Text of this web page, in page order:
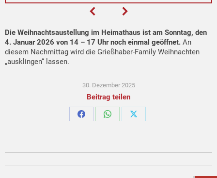
Die Weihnachtsaustellung im Heimathaus ist am Sonntag, den
4. Januar 2026 von 14 – 17 Uhr noch einmal geöffnet. An
diesem Nachmittag wird die Grießhaber-Family Weihnachten
„ausklingen“ lassen.
30. Dezember 2025
Beitrag teilen
Share
Share
Share
Kommentarnavigation